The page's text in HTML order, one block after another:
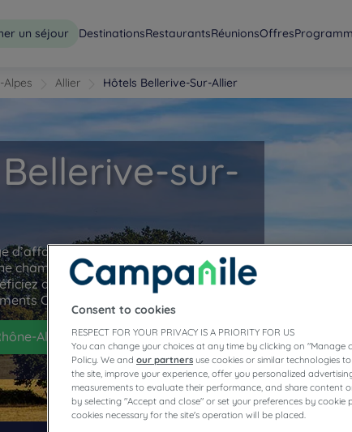
un séjour DestinationsRestaurantsRéunionsOffres
Alpes Allier Hôtels Bellerive-Sur-Allier
sur-
d’affaires ou un séjour d’agrément
chambre dans notre hôtel restaurant à
des nombreuses prestations
Campanile.
Alpes
Consent to cookies
RESPECT FOR YOUR PRIVACY IS A PRIORITY FOR US
You can change your choices at any time by clicking on
Policy. We and our partners use cookies or similar technologies
the site, improve your experience, offer you personalized
measurements to evaluate their performance, and share content
by selecting "Accept and close" or set your preferences by cookie
cookies necessary for the site's operation will be placed.